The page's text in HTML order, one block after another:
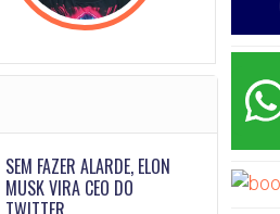
SEM FAZER ALARDE, ELON
MUSK VIRA CEO DO